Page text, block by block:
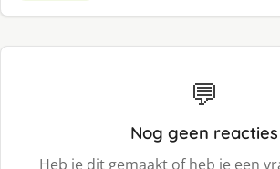
💬
Nog geen reacties
Heb je dit gemaakt of heb je een